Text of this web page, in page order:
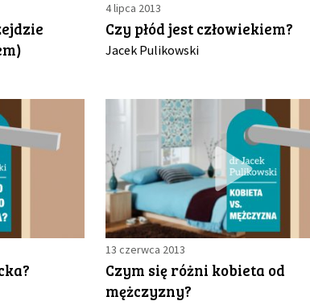
4 lipca 2013
Czy płód jest człowiekiem?
Jacek Pulikowski
13 czerwca 2013
Czym się różni kobieta od
mężczyzny?